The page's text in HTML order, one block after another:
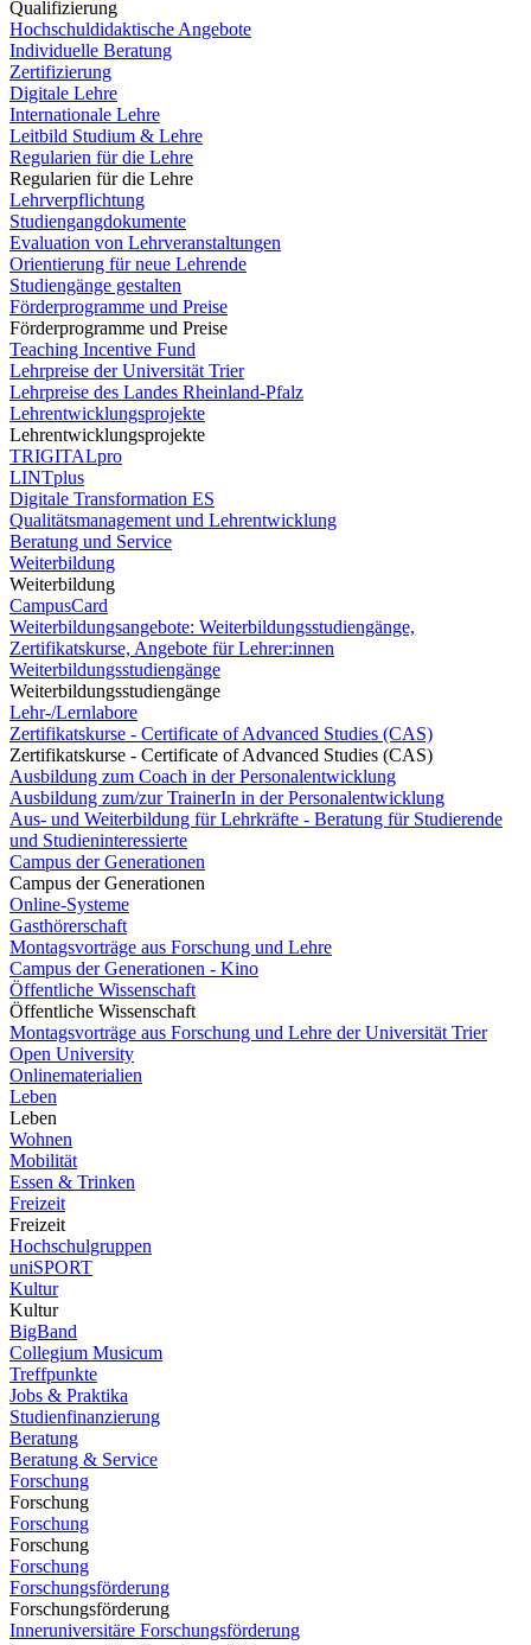
Qualifizierung
Hochschuldidaktische Angebote
Individuelle Beratung
Zertifizierung
Digitale Lehre
Internationale Lehre
Leitbild Studium & Lehre
Regularien für die Lehre
Regularien für die Lehre
Lehrverpflichtung
Studiengangdokumente
Evaluation von Lehrveranstaltungen
Orientierung für neue Lehrende
Studiengänge gestalten
Förderprogramme und Preise
Förderprogramme und Preise
Teaching Incentive Fund
Lehrpreise der Universität Trier
Lehrpreise des Landes Rheinland-Pfalz
Lehrentwicklungsprojekte
Lehrentwicklungsprojekte
TRIGITALpro
LINTplus
Digitale Transformation ES
Qualitätsmanagement und Lehrentwicklung
Beratung und Service
Weiterbildung
Weiterbildung
CampusCard
Weiterbildungsangebote: Weiterbildungsstudiengänge,
Zertifikatskurse, Angebote für Lehrer:innen
Weiterbildungsstudiengänge
Weiterbildungsstudiengänge
Lehr-/Lernlabore
Zertifikatskurse - Certificate of Advanced Studies (CAS)
Zertifikatskurse - Certificate of Advanced Studies (CAS)
Ausbildung zum Coach in der Personalentwicklung
Ausbildung zum/zur TrainerIn in der Personalentwicklung
Aus- und Weiterbildung für Lehrkräfte - Beratung für Studierende
und Studieninteressierte
Campus der Generationen
Campus der Generationen
Online-Systeme
Gasthörerschaft
Montagsvorträge aus Forschung und Lehre
Campus der Generationen - Kino
Öffentliche Wissenschaft
Öffentliche Wissenschaft
Montagsvorträge aus Forschung und Lehre der Universität Trier
Open University
Onlinematerialien
Leben
Leben
Wohnen
Mobilität
Essen & Trinken
Freizeit
Freizeit
Hochschulgruppen
uniSPORT
Kultur
Kultur
BigBand
Collegium Musicum
Treffpunkte
Jobs & Praktika
Studienfinanzierung
Beratung
Beratung & Service
Forschung
Forschung
Forschung
Forschung
Forschung
Forschungsförderung
Forschungsförderung
Inneruniversitäre Forschungsförderung